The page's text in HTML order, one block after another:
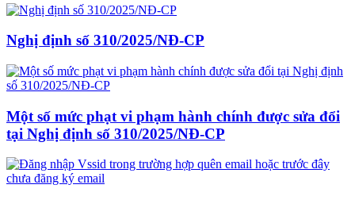
Nghị định số 310/2025/NĐ-CP
Một số mức phạt vi phạm hành chính được sửa đổi
tại Nghị định số 310/2025/NĐ-CP